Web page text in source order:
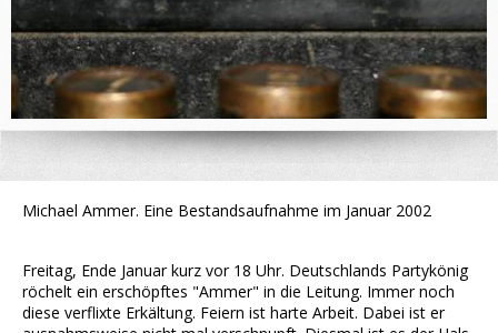
Michael Ammer. Eine Bestandsaufnahme im Januar 2002
Freitag, Ende Januar kurz vor 18 Uhr. Deutschlands Partykönig
röchelt ein erschöpftes "Ammer" in die Leitung. Immer noch
diese verflixte Erkältung. Feiern ist harte Arbeit. Dabei ist er